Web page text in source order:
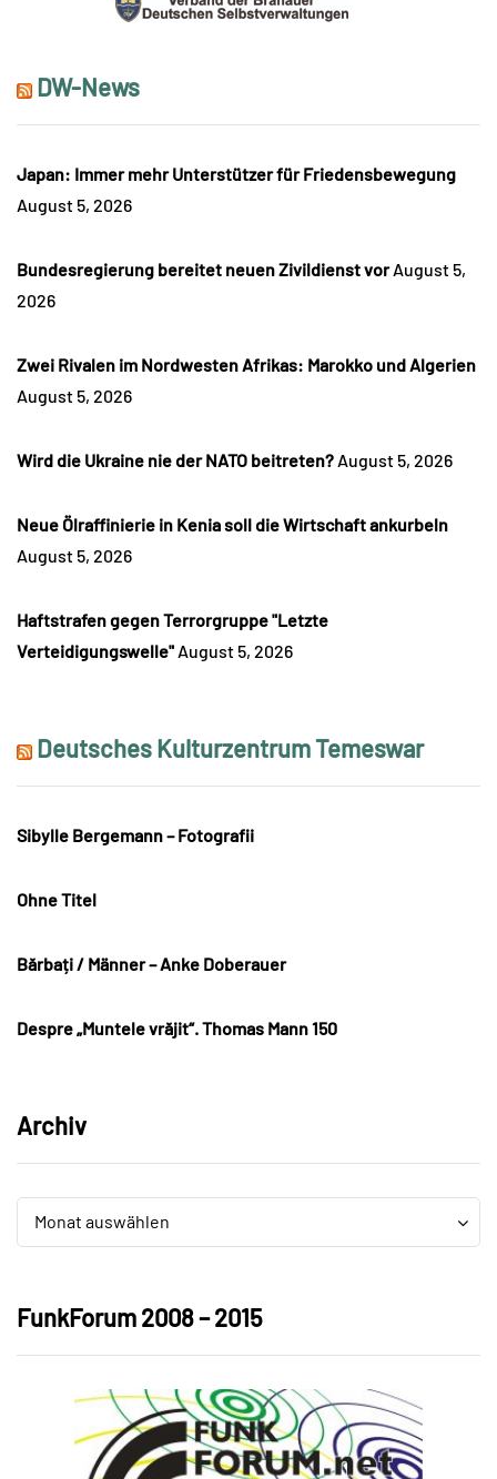
DW-News
Japan: Immer mehr Unterstützer für Friedensbewegung
August 5, 2026
Bundesregierung bereitet neuen Zivildienst vor August 5,
2026
Zwei Rivalen im Nordwesten Afrikas: Marokko und Algerien
August 5, 2026
Wird die Ukraine nie der NATO beitreten? August 5, 2026
Neue Ölraffinierie in Kenia soll die Wirtschaft ankurbeln
August 5, 2026
Haftstrafen gegen Terrorgruppe "Letzte
Verteidigungswelle" August 5, 2026
Deutsches Kulturzentrum Temeswar
Sibylle Bergemann – Fotografii
Ohne Titel
Bărbați / Männer – Anke Doberauer
Despre „Muntele vrăjit“. Thomas Mann 150
Archiv
Archiv
Monat auswählen
Archiv
FunkForum 2008 – 2015